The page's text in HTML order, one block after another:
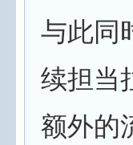
与此同
续担当
额外的